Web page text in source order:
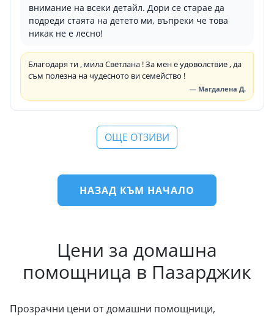
внимание на всеки детайл. Дори се старае да
подреди стаята на детето ми, въпреки че това
никак не е лесно!
Благодаря ти , мила Светлана ! За мен е удоволствие , да
съм полезна на чудесното ви семейство !
— Магдалена Д.
ОЩЕ ОТЗИВИ
НАЗАД КЪМ НАЧАЛО
Цени за домашна
помощница в Пазарджик
Прозрачни цени от домашни помощници,